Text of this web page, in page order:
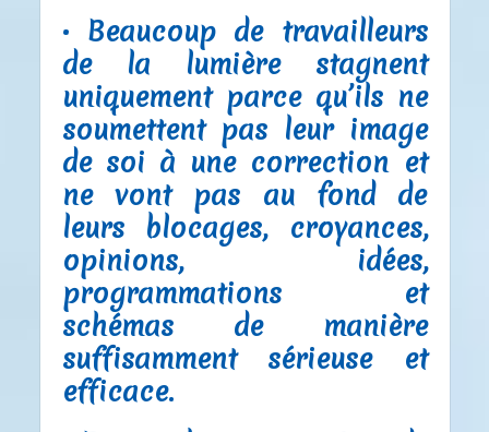
• Beaucoup de travailleurs
de la lumière stagnent
uniquement parce qu’ils ne
soumettent pas leur image
de soi à une correction et
ne vont pas au fond de
leurs blocages, croyances,
opinions, idées,
programmations et
schémas de manière
suffisamment sérieuse et
efficace.